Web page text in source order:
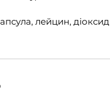
лейцин, діоксид